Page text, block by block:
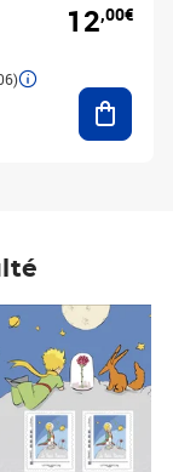
12,00€